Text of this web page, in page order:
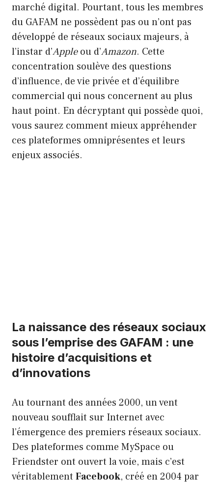
marché digital. Pourtant, tous les membres
du GAFAM ne possèdent pas ou n’ont pas
développé de réseaux sociaux majeurs, à
l’instar d’Appleou d’Amazon. Cette
concentration soulève des questions
d’influence, de vie privée et d’équilibre
commercial qui nous concernent au plus
haut point. En décryptant qui possède quoi,
vous saurez comment mieux appréhender
ces plateformes omniprésentes et leurs
enjeux associés.
La naissance des réseaux sociaux
sous l’emprise des GAFAM : une
histoire d’acquisitions et
d’innovations
Au tournant des années 2000, un vent
nouveau soufflait sur Internet avec
l’émergence des premiers réseaux sociaux.
Des plateformes comme MySpace ou
Friendster ont ouvert la voie, mais c’est
véritablement Facebook, créé en 2004 par